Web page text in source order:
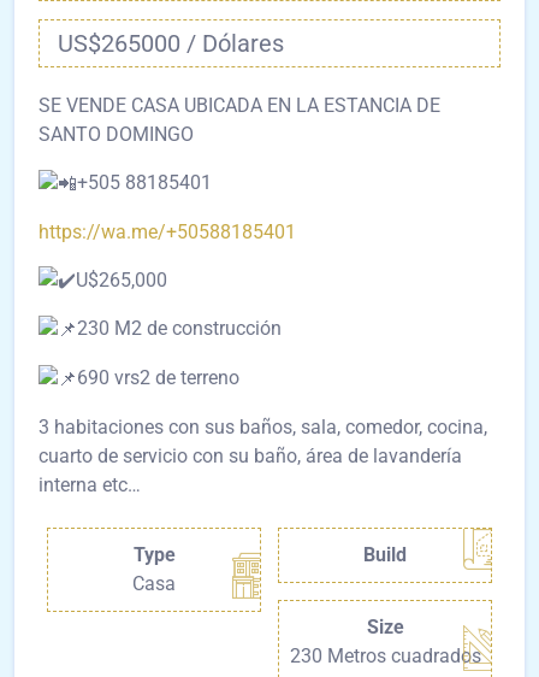
US$265000 / Dólares
SE VENDE CASA UBICADA EN LA ESTANCIA DE
SANTO DOMINGO
+505 88185401
https://wa.me/+50588185401
U$265,000
230 M2 de construcción
690 vrs2 de terreno
3 habitaciones con sus baños, sala, comedor, cocina,
cuarto de servicio con su baño, área de lavandería
interna etc…
Type
Casa
Build
Size
230 Metros cuadrados